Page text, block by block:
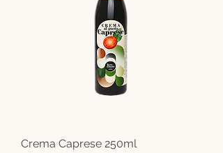
Crema Caprese 250ml